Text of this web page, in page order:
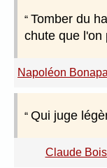
Tomber du
chute que l'on
Napoléon
Qui juge
Claude